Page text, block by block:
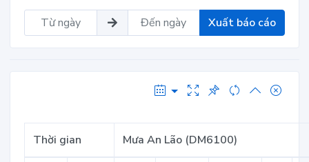
Xuất báo cáo
Thời gian Mưa An Lão (DM6100)